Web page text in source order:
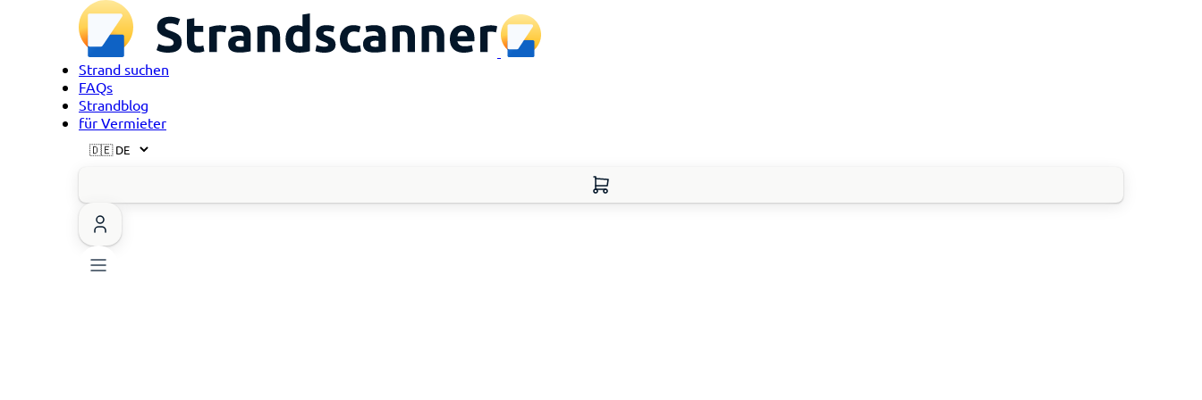
Strand suchen
FAQs
Strandblog
für Vermieter